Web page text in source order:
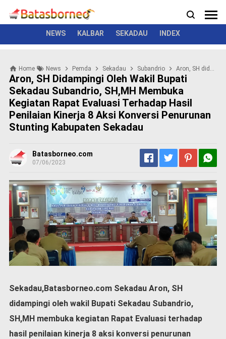
N
e
s
o
l
i
t
i
k
i
i
n
a
P
e
m
n
t
a
h
NEWS KALBAR SEKADAU INDEX
News Kriminal Seremonial
Home News Pemda Sekadau Subandrio Aron, SH didampingi oleh wakil Bupati Sekadau Subandrio, SH,MH membuka kegiatan Rapat Evaluasi Terhadap Hasil Penilaian Kinerja 8 Aksi Konversi Penurunan Stunting kabupaten Sekadau
Aron, SH Didampingi Oleh Wakil Bupati
Sekadau Subandrio, SH,MH Membuka
Kegiatan Rapat Evaluasi Terhadap Hasil
Penilaian Kinerja 8 Aksi Konversi Penurunan
Stunting Kabupaten Sekadau
Batasborneo.com
07/06/2023
Sekadau,Batasborneo.com Sekadau Aron, SH
didampingi oleh wakil Bupati Sekadau Subandrio,
SH,MH membuka kegiatan Rapat Evaluasi terhadap
hasil penilaian kinerja 8 aksi konversi penurunan